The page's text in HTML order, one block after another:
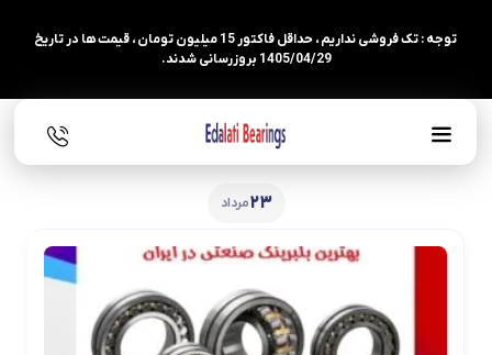
توجه : تک فروشی نداریم ، حداقل فاکتور 15 میلیون تومان ، قیمت ها در تاریخ
1405/04/29 بروزرسانی شدند.
23مرداد